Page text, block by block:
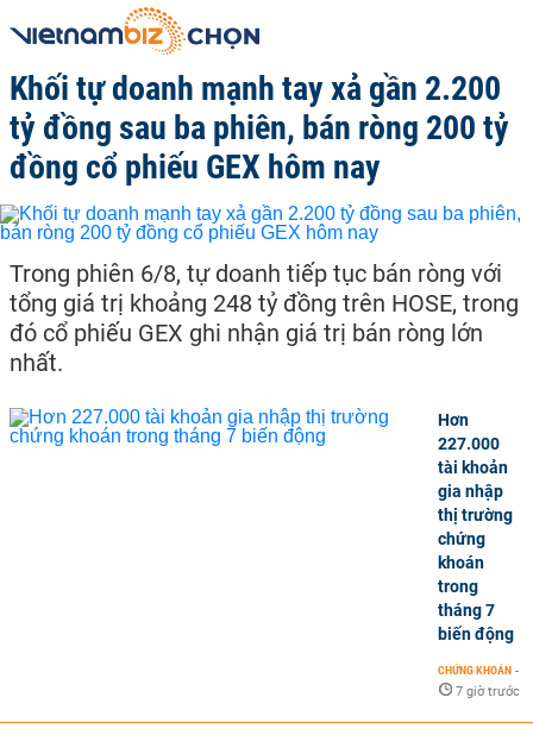
Khối tự doanh mạnh tay xả gần 2.200
tỷ đồng sau ba phiên, bán ròng 200 tỷ
đồng cổ phiếu GEX hôm nay
Trong phiên 6/8, tự doanh tiếp tục bán ròng với
tổng giá trị khoảng 248 tỷ đồng trên HOSE, trong
đó cổ phiếu GEX ghi nhận giá trị bán ròng lớn
nhất.
Hơn
227.000
tài khoản
gia nhập
thị trường
chứng
khoán
trong
tháng 7
biến động
CHỨNG KHOÁN -
7 giờ trước